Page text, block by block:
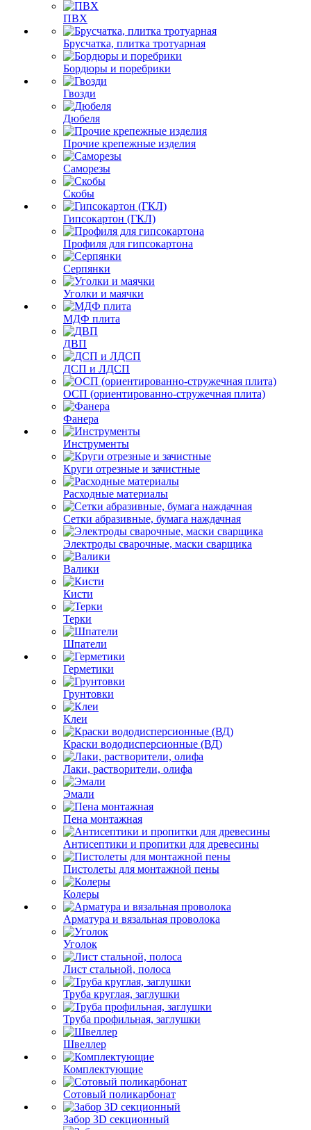
ПВХ
Брусчатка, плитка тротуарная
Бордюры и поребрики
Гвозди
Дюбеля
Прочие крепежные изделия
Саморезы
Скобы
Гипсокартон (ГКЛ)
Профиля для гипсокартона
Серпянки
Уголки и маячки
МДФ плита
ДВП
ДСП и ЛДСП
ОСП (ориентированно-стружечная плита)
Фанера
Инструменты
Круги отрезные и зачистные
Расходные материалы
Сетки абразивные, бумага наждачная
Электроды сварочные, маски сварщика
Валики
Кисти
Терки
Шпатели
Герметики
Грунтовки
Клеи
Краски вододисперсионные (ВД)
Лаки, растворители, олифа
Эмали
Пена монтажная
Антисептики и пропитки для древесины
Пистолеты для монтажной пены
Колеры
Арматура и вязальная проволока
Уголок
Лист стальной, полоса
Труба круглая, заглушки
Труба профильная, заглушки
Швеллер
Комплектующие
Сотовый поликарбонат
Забор 3D секционный